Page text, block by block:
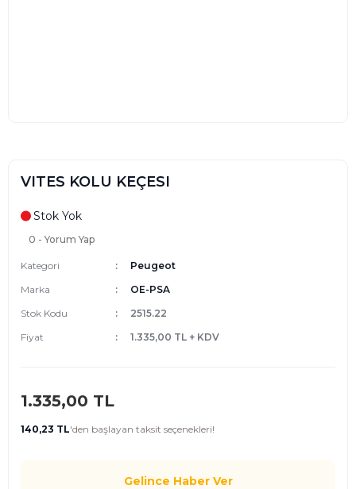
VITES KOLU KEÇESI
Stok Yok
0 - Yorum Yap
Kategori
Peugeot
Marka
OE-PSA
Stok Kodu
2515.22
Fiyat
1.335,00 TL + KDV
1.335,00 TL
140,23 TL'den başlayan taksit seçenekleri!
Gelince Haber Ver